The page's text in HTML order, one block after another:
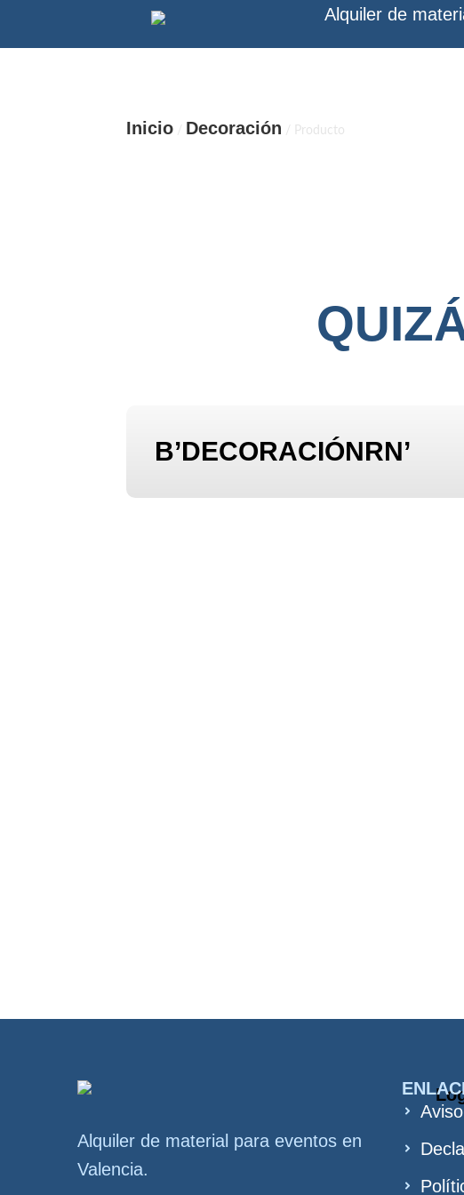
Alquiler de
Inicio / Decoración / Producto
B’DECORACIÓNRN’
Alquiler de material para eventos en
Valencia.